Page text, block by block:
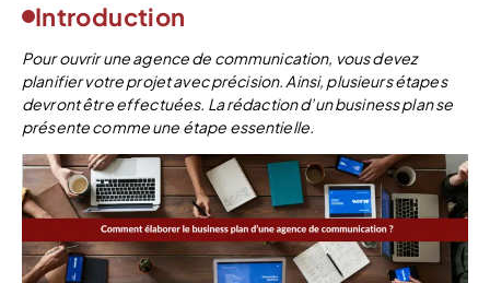
Introduction
Pour ouvrir une agence de communication, vous devez
planifier votre projet avec précision. Ainsi, plusieurs étapes
devront être effectuées. La rédaction d’un business plan se
présente comme une étape essentielle.